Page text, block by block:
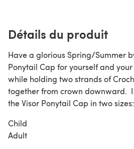
Détails du produit
Have a glorious Spring/Summer
Ponytail Cap for yourself and
while holding two strands of
together from crown downward.
the Visor Ponytail Cap in two sizes:
Child
Adult